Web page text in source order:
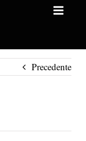
Precedente